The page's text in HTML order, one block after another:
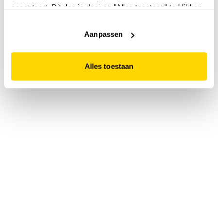
accepteert. Dit doe je door op "Alles toestaan" te klikken.
website niet optimaal functioneert.
Aanpassen
Alles toestaan